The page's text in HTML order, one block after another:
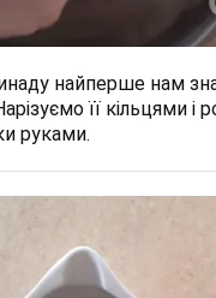
найперше нам
її кільцями і
руками.